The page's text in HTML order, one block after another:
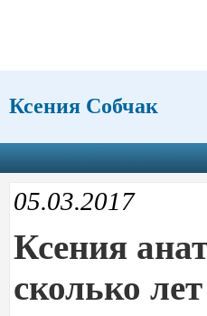
Ксения Собчак
05.03.2017
Ксения
сколько лет